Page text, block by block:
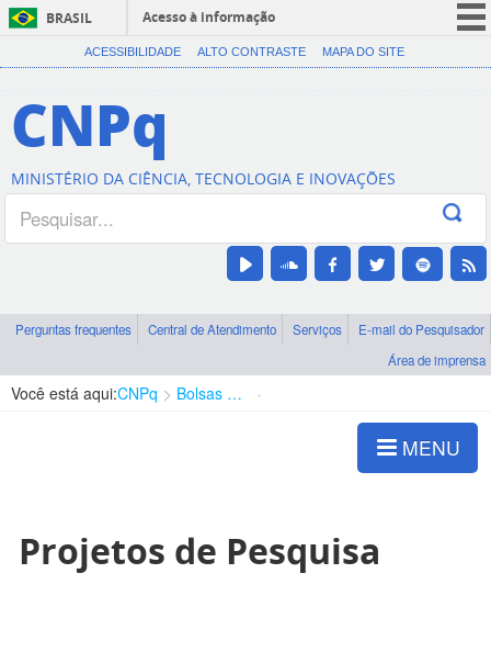
BRASIL
Acesso à informação
CORONAVÍRUS (COVID-19)
Canais
ACESSIBILIDADE ALTO CONTRASTE MAPA DO SITE
CNPq
MINISTÉRIO DA CIÊNCIA, TECNOLOGIA E INOVAÇÕES
Perguntas frequentes Central de Atendimento Serviços
E-mail do Pesquisador
Área de imprensa
Você está aqui:CNPq Bolsas e Auxílios Vigentes
MENU
Projetos de Pesquisa